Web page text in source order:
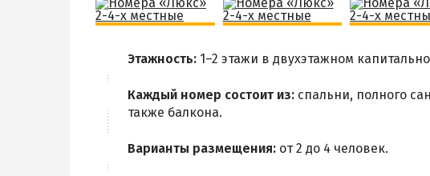
Этажность: 1–2 этажи в двухэтажном
Каждый номер состоит из: спальни, полного
также балкона.
Варианты размещения: от 2 до 4 человек.